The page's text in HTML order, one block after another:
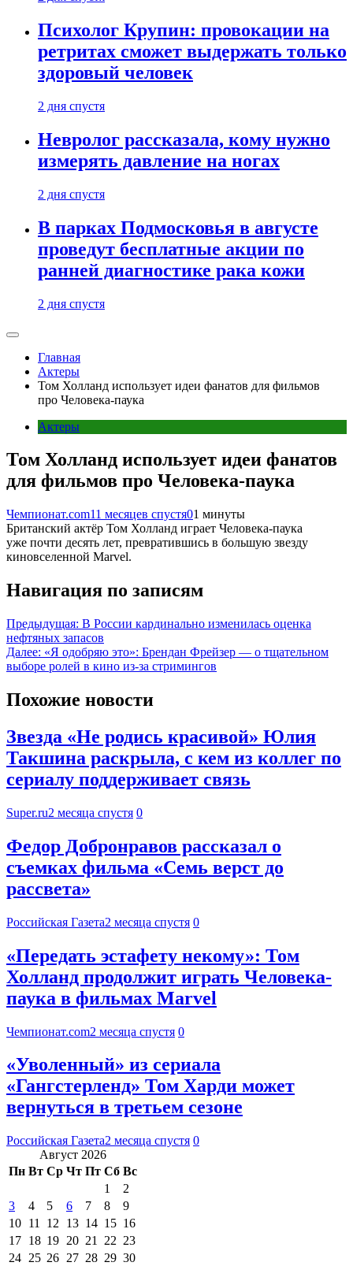
Психолог Крупин: провокации на
ретритах сможет выдержать только
здоровый человек
2 дня спустя
Невролог рассказала, кому нужно
измерять давление на ногах
2 дня спустя
В парках Подмосковья в августе
проведут бесплатные акции по
ранней диагностике рака кожи
2 дня спустя
Главная
Актеры
Том Холланд использует идеи фанатов для фильмов
про Человека-паука
Актеры
Том Холланд использует идеи фанатов
для фильмов про Человека-паука
Чемпионат.com11 месяцев спустя01 минуты
Британский актёр Том Холланд играет Человека-паука
уже почти десять лет, превратившись в большую звезду
киновселенной Marvel.
Навигация по записям
Предыдущая: В России кардинально изменилась оценка
нефтяных запасов
Далее: «Я одобряю это»: Брендан Фрейзер — о тщательном
выборе ролей в кино из-за стримингов
Похожие новости
Звезда «Не родись красивой» Юлия
Такшина раскрыла, с кем из коллег по
сериалу поддерживает связь
Super.ru2 месяца спустя 0
Федор Добронравов рассказал о
съемках фильма «Семь верст до
рассвета»
Российская Газета2 месяца спустя 0
«Передать эстафету некому»: Том
Холланд продолжит играть Человека-
паука в фильмах Marvel
Чемпионат.com2 месяца спустя 0
«Уволенный» из сериала
«Гангстерленд» Том Харди может
вернуться в третьем сезоне
Российская Газета2 месяца спустя 0
Август 2026
Пн Вт Ср Чт Пт Сб Вс
1
2
3
4 5 6 7 8
9
10 11 12 13 14 15 16
17 18 19 20 21 22 23
24 25 26 27 28 29 30